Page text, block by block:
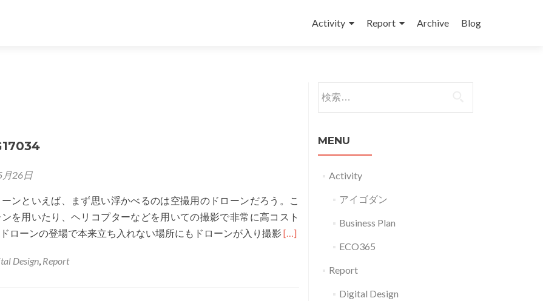
Activity
Report Archive Blog
月26日
ンといえば、まず思い浮かべるのは空撮用のドローンだろう。こ
を用いたり、ヘリコプターなどを用いての撮影で非常に高コスト
ローンの登場で本来立ち入れない場所にもドローンが入り撮影 Read
[…]
Design, Report
検索:
MENU
Activity
アイゴダン
Business Plan
ECO365
Report
Digital Design